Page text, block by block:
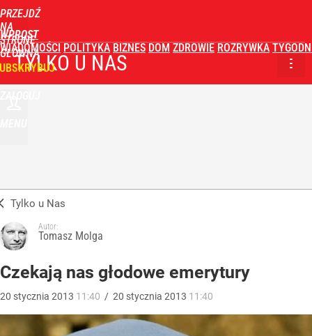
PRZEJDŹ
NA
STRONĘ
GŁÓWNĄ
WPROST
WIADOMOŚCI POLITYKA BIZNES DOM ZDROWIE ROZRYWKA
TYLKO U NAS
Tylko u Nas
Autor:
Tomasz Molga
Czekają nas głodowe emerytury
20 stycznia 2013 11:40 / 20 stycznia 2013 11:40